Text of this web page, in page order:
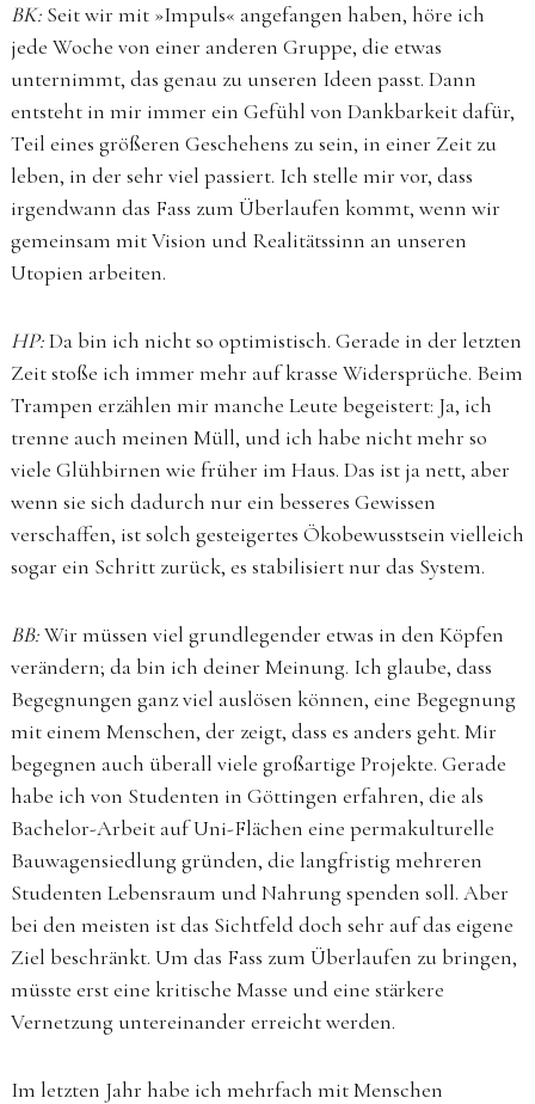
BK:Seit wir mit »Impuls« angefangen haben, höre ich
jede Woche von einer anderen Gruppe, die etwas
unternimmt, das genau zu unseren Ideen passt. Dann
entsteht in mir immer ein Gefühl von Dankbarkeit dafür,
Teil eines größeren Geschehens zu sein, in einer Zeit zu
leben, in der sehr viel passiert. Ich stelle mir vor, dass
irgendwann das Fass zum Überlaufen kommt, wenn wir
gemeinsam mit Vision und Realitätssinn an unseren
Utopien arbeiten.
HP:Da bin ich nicht so optimistisch. Gerade in der letzten
Zeit stoße ich immer mehr auf krasse Widersprüche. Beim
Trampen erzählen mir manche Leute begeistert: Ja, ich
trenne auch meinen Müll, und ich habe nicht mehr so
viele Glühbirnen wie früher im Haus. Das ist ja nett, aber
wenn sie sich dadurch nur ein besseres Gewissen
verschaffen, ist solch gesteigertes Ökobewusstsein vielleich
sogar ein Schritt zurück, es stabilisiert nur das System.
BB:Wir müssen viel grundlegender etwas in den Köpfen
verändern; da bin ich deiner Meinung. Ich glaube, dass
Begegnungen ganz viel auslösen können, eine Begegnung
mit einem Menschen, der zeigt, dass es anders geht. Mir
begegnen auch überall viele großartige Projekte. Gerade
habe ich von Studenten in Göttingen erfahren, die als
Bachelor-Arbeit auf Uni-Flächen eine permakulturelle
Bauwagensiedlung gründen, die langfristig mehreren
Studenten Lebensraum und Nahrung spenden soll. Aber
bei den meisten ist das Sichtfeld doch sehr auf das eigene
Ziel beschränkt. Um das Fass zum Überlaufen zu bringen,
müsste erst eine kritische Masse und eine stärkere
Vernetzung untereinander erreicht werden.
Im letzten Jahr habe ich mehrfach mit Menschen